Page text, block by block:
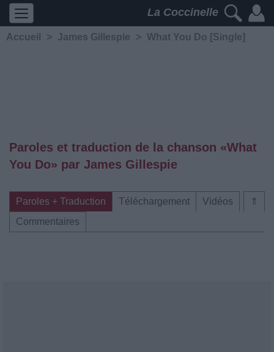
La Coccinelle
Accueil > James Gillespie > What You Do [Single]
Paroles et traduction de la chanson «What
You Do» par James Gillespie
⇑
Paroles + Traduction Téléchargement
Vidéos
Commentaires